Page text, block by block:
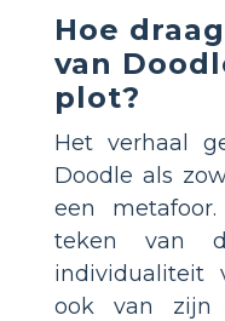
Hoe
van
plot?
Het verhaal
Doodle als
een
teken van
individualiteit
ook van zijn